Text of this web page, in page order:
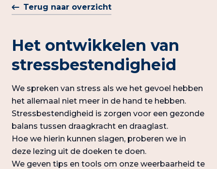
Terug naar overzicht
Het ontwikkelen van
stressbestendigheid
We spreken van stress als we het gevoel hebben
het allemaal niet meer in de hand te hebben.
Stressbestendigheid is zorgen voor een gezonde
balans tussen draagkracht en draaglast.
Hoe we hierin kunnen slagen, proberen we in
deze lezing uit de doeken te doen.
We geven tips en tools om onze weerbaarheid te